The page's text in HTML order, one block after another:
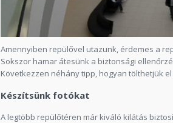
Amennyiben repülővel utazunk, érdemes a
Sokszor hamar átesünk a biztonsági
Következzen néhány tipp, hogyan tölthetjük
Készítsünk fotókat
A legtöbb repülőtéren már kiváló kilátás